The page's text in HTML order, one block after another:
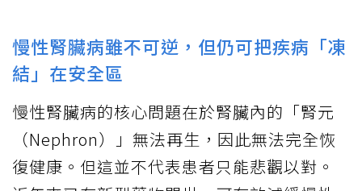
慢性腎臟病雖不可逆，但仍可把疾病「凍
結」在安全區
慢性腎臟病的核心問題在於腎臟內的「腎元
（Nephron）」無法再生，因此無法完全恢
復健康。但這並不代表患者只能悲觀以對。